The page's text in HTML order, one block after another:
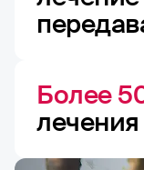
Более
лечения